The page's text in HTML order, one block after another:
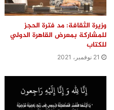
وزيرة الثقافة: مد فترة الحجز
للمشاركة بمعرض القاهرة الدولي
للكتاب
21 نوفمبر، 2021